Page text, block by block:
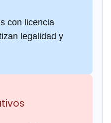
con licencia
legalidad y